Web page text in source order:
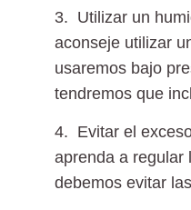
3. Utilizar un
aconseje utilizar
usaremos bajo
tendremos que
4. Evitar el
aprenda a regular
debemos evitar